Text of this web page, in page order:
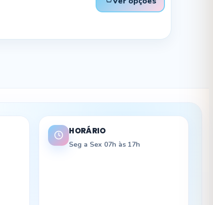
HORÁRIO
Seg a Sex 07h às 17h